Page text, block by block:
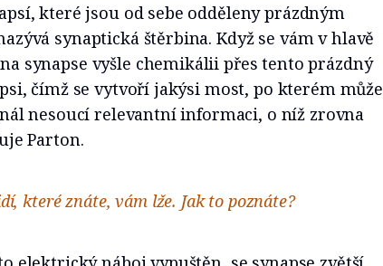
které jsou od sebe odděleny prázdným
synaptická štěrbina. Když se vám v hlavě
synapse vyšle chemikálii přes tento prázdný
čímž se vytvoří jakýsi most, po kterém může
nesoucí relevantní informaci, o níž zrovna
Parton.
které znáte, vám lže. Jak to poznáte?